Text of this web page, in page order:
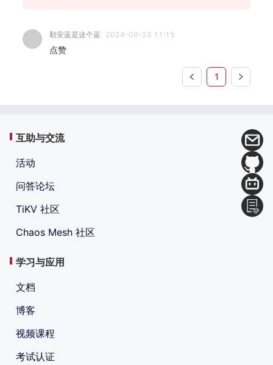
勒安蓝是这个蓝 2024-09-23 11:15
点赞
1
互助与交流
活动
问答论坛
TiKV 社区
Chaos Mesh 社区
学习与应用
文档
博客
视频课程
考试认证